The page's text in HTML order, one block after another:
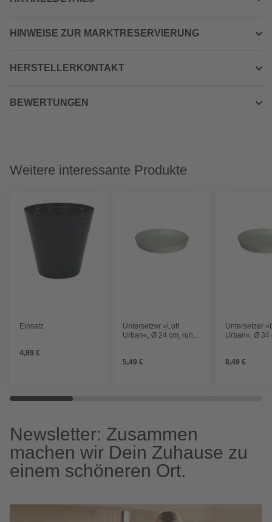
HINWEISE ZUR MARKTRESERVIERUNG
HERSTELLERKONTAKT
BEWERTUNGEN
Weitere interessante Produkte
Einsatz
4,99 €
Untersetzer »Loft
Urban«, Ø 24 cm, rund,
5,49 €
Untersetzer
Urban«, Ø 34
8,49 €
Newsletter: Zusammen
machen wir Dein Zuhause zu
einem schöneren Ort.